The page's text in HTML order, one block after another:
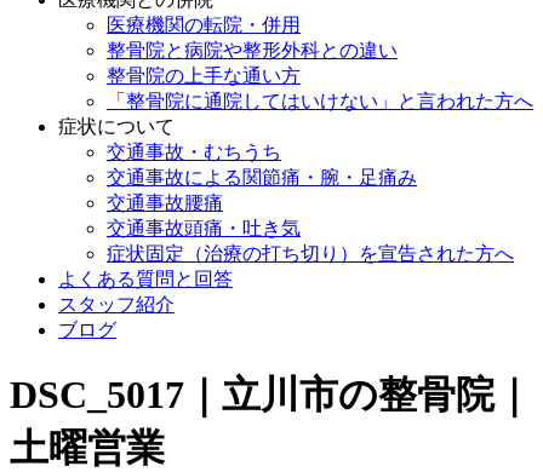
医療機関の転院・併用
整骨院と病院や整形外科との違い
整骨院の上手な通い方
「整骨院に通院してはいけない」と言われた方へ
症状について
交通事故・むちうち
交通事故による関節痛・腕・足痛み
交通事故腰痛
交通事故頭痛・吐き気
症状固定（治療の打ち切り）を宣告された方へ
よくある質問と回答
スタッフ紹介
ブログ
DSC_5017｜立川市の整骨院｜
土曜営業